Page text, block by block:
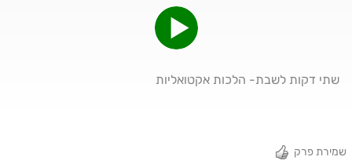
שתי דקות לשבת- הלכות אקטואליות
שמירת פרק